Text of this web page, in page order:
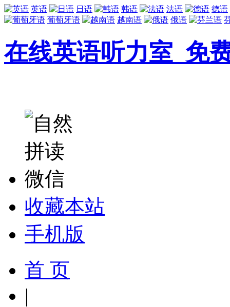
英语 日语 韩语 法语
德语
葡萄牙语
越南语 俄语
在线英语听力室_免
收藏本站
手机版
首 页
|